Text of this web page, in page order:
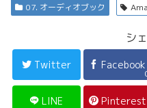
07. オーディオブック
シ
Twitter Facebook
LINE Pinterest